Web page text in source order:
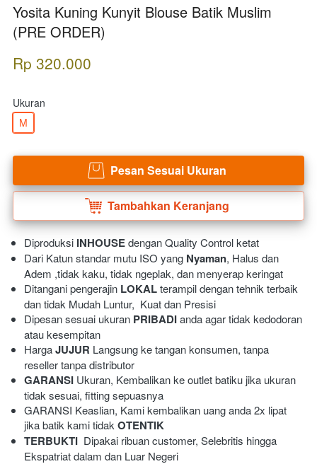
Yosita Kuning Kunyit Blouse Batik Muslim
(PRE ORDER)
Rp 320.000
Ukuran
M
` Pesan Sesuai Ukuran
` Tambahkan Keranjang
Diproduksi INHOUSE dengan Quality Control ketat
Dari Katun standar mutu ISO yang Nyaman, Halus dan
Adem ,tidak kaku, tidak ngeplak, dan menyerap keringat
Ditangani pengerajin LOKAL terampil dengan tehnik terbaik
dan tidak Mudah Luntur,  Kuat dan Presisi
Dipesan sesuai ukuran PRIBADI anda agar tidak kedodoran
atau kesempitan
Harga JUJUR Langsung ke tangan konsumen, tanpa
reseller tanpa distributor
GARANSI Ukuran, Kembalikan ke outlet batiku jika ukuran
tidak sesuai, fitting sepuasnya
GARANSI Keaslian, Kami kembalikan uang anda 2x lipat
jika batik kami tidak OTENTIK
TERBUKTI
  Dipakai ribuan customer, Selebritis hingga
Ekspatriat dalam dan Luar Negeri